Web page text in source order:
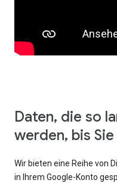
Daten, die so
werden, bis
Wir bieten eine Reihe von
in Ihrem Google-Konto